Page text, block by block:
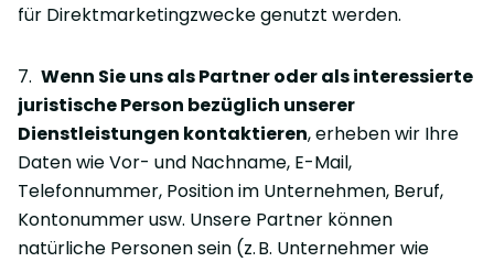
für Direktmarketingzwecke genutzt werden.
7. Wenn Sie uns als Partner oder als interessierte
juristische Person bezüglich unserer
Dienstleistungen kontaktieren, erheben wir Ihre
Daten wie Vor- und Nachname, E-Mail,
Telefonnummer, Position im Unternehmen, Beruf,
Kontonummer usw. Unsere Partner können
natürliche Personen sein (z. B. Unternehmer wie